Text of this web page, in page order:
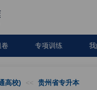
卷 专项训练
高校) << 贵州省专升本